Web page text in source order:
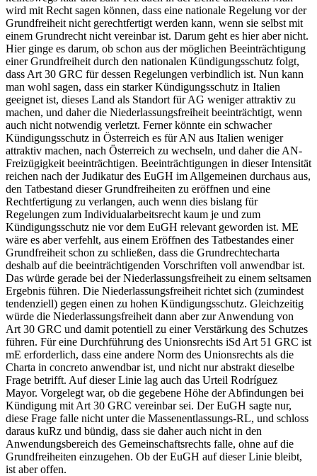
wird mit Recht sagen können, dass eine nationale Regelung vor der
Grundfreiheit nicht gerechtfertigt werden kann, wenn sie selbst mit
einem Grundrecht nicht vereinbar ist. Darum geht es hier aber nicht.
Hier ginge es darum, ob schon aus der möglichen Beeinträchtigung
einer Grundfreiheit durch den nationalen Kündigungsschutz folgt,
dass Art 30 GRC für dessen Regelungen verbindlich ist. Nun kann
man wohl sagen, dass ein starker Kündigungsschutz in Italien
geeignet ist, dieses Land als Standort für AG weniger attraktiv zu
machen, und daher die Niederlassungsfreiheit beeinträchtigt, wenn
auch nicht notwendig verletzt. Ferner könnte ein schwacher
Kündigungsschutz in Österreich es für AN aus Italien weniger
attraktiv machen, nach Österreich zu wechseln, und daher die AN-
Freizügigkeit beeinträchtigen. Beeinträchtigungen in dieser Intensität
reichen nach der Judikatur des EuGH im Allgemeinen durchaus aus,
den Tatbestand dieser Grundfreiheiten zu eröffnen und eine
Rechtfertigung zu verlangen, auch wenn dies bislang für
Regelungen zum Individualarbeitsrecht kaum je und zum
Kündigungsschutz nie vor dem EuGH relevant geworden ist. ME
wäre es aber verfehlt, aus einem Eröffnen des Tatbestandes einer
Grundfreiheit schon zu schließen, dass die Grundrechtecharta
deshalb auf die beeinträchtigenden Vorschriften voll anwendbar ist.
Das würde gerade bei der Niederlassungsfreiheit zu einem seltsamen
Ergebnis führen. Die Niederlassungsfreiheit richtet sich (zumindest
tendenziell) gegen einen zu hohen Kündigungsschutz. Gleichzeitig
würde die Niederlassungsfreiheit dann aber zur Anwendung von
Art 30 GRC und damit potentiell zu einer Verstärkung des Schutzes
führen. Für eine Durchführung des Unionsrechts iSd Art 51 GRC ist
mE erforderlich, dass eine andere Norm des Unionsrechts als die
Charta in concreto anwendbar ist, und nicht nur abstrakt dieselbe
Frage betrifft. Auf dieser Linie lag auch das Urteil Rodríguez
Mayor. Vorgelegt war, ob die gegebene Höhe der Abfindungen bei
Kündigung mit Art 30 GRC vereinbar sei. Der EuGH sagte nur,
diese Frage falle nicht unter die Massenentlassungs-RL, und schloss
daraus kuRz und bündig, dass sie daher auch nicht in den
Anwendungsbereich des Gemeinschaftsrechts falle, ohne auf die
Grundfreiheiten einzugehen. Ob der EuGH auf dieser Linie bleibt,
ist aber offen.